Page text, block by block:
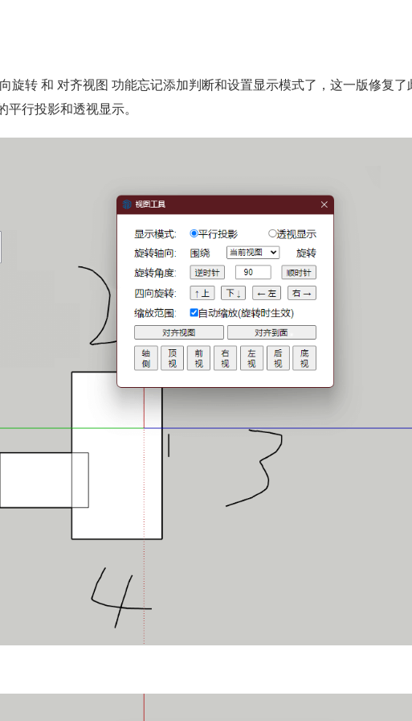
旋转 和 对齐视图 功能忘记添加判断和设置显示模式了，这一版修复了
行投影和透视显示。